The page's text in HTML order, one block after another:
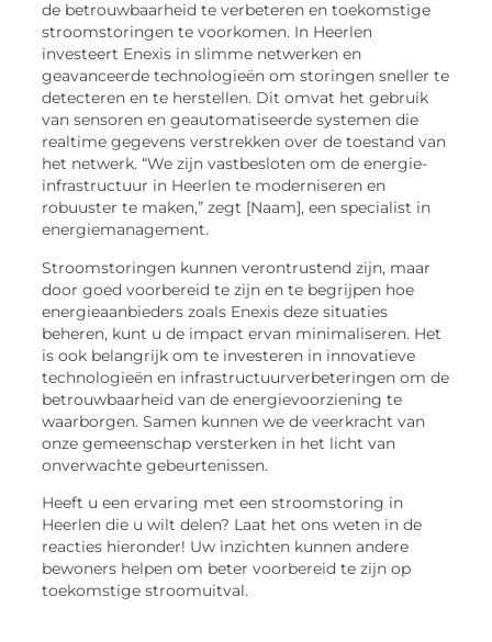
de betrouwbaarheid te verbeteren en toekomstige
stroomstoringen te voorkomen. In Heerlen
investeert Enexis in slimme netwerken en
geavanceerde technologieën om storingen sneller te
detecteren en te herstellen. Dit omvat het gebruik
van sensoren en geautomatiseerde systemen die
realtime gegevens verstrekken over de toestand van
het netwerk. “We zijn vastbesloten om de energie-
infrastructuur in Heerlen te moderniseren en
robuuster te maken,” zegt [Naam], een specialist in
energiemanagement.
Stroomstoringen kunnen verontrustend zijn, maar
door goed voorbereid te zijn en te begrijpen hoe
energieaanbieders zoals Enexis deze situaties
beheren, kunt u de impact ervan minimaliseren. Het
is ook belangrijk om te investeren in innovatieve
technologieën en infrastructuurverbeteringen om de
betrouwbaarheid van de energievoorziening te
waarborgen. Samen kunnen we de veerkracht van
onze gemeenschap versterken in het licht van
onverwachte gebeurtenissen.
Heeft u een ervaring met een stroomstoring in
Heerlen die u wilt delen? Laat het ons weten in de
reacties hieronder! Uw inzichten kunnen andere
bewoners helpen om beter voorbereid te zijn op
toekomstige stroomuitval.